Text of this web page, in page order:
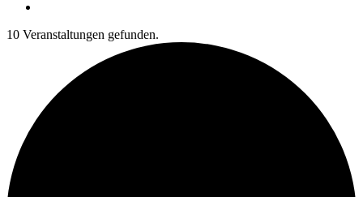
10 Veranstaltungen gefunden.